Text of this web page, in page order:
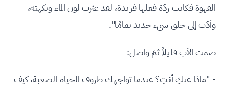
القهوة فكانت ردّة فعلها فريدة، لقد غيّرت لون الماء ونكهته،
وأدّت إلى خلق شيء جديد تمامًا".
صمت الأب قليلاً ثمّ واصل:
- "ماذا عنكِ أنتِ؟ عندما تواجهك ظروف الحياة الصعبة، كيف